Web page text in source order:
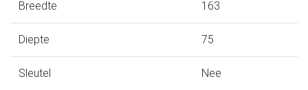
Breedte 163
Diepte 75
Sleutel Nee